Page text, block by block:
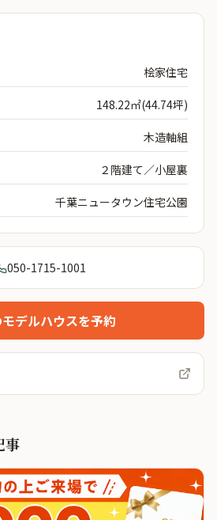
桧家住宅
148.22㎡(44.74坪)
木造軸組
２階建て／小屋裏
千葉ニュータウン住宅公園
050-1715-1001
デルハウスを予約
事